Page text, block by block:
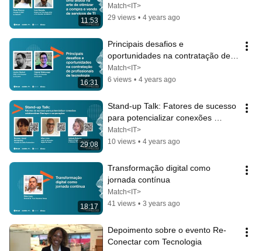
11:53
de serviços de TI
Match<IT>
29 views • 4 years ago
16:31
Principais desafios e
oportunidades na contratação de
profissionais de tecnologia
Match<IT>
6 views • 4 years ago
29:08
Stand-up Talk: Fatores de sucesso
para potencializar conexões
colaborativas
Match<IT>
10 views • 4 years ago
18:17
Transformação digital como
jornada contínua
Match<IT>
41 views • 3 years ago
Depoimento sobre o evento Re-
Conectar com Tecnologia